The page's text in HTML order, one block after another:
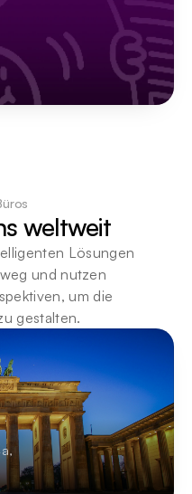
weltweit
Lösungen
und nutzen
um die
gestalten.